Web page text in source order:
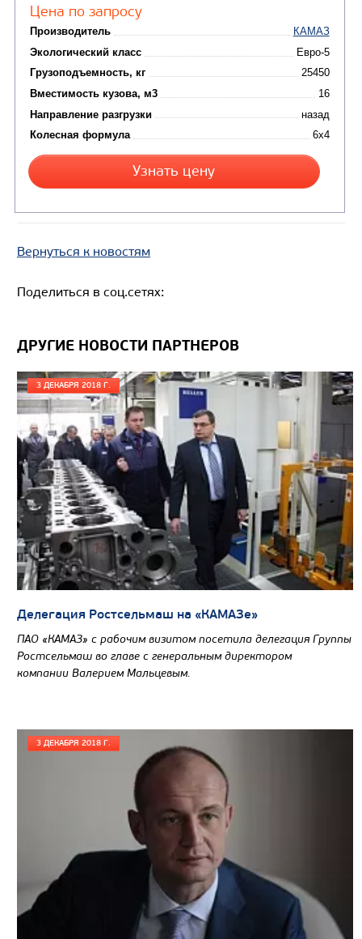
Грузоподъемность, кг
Вместимость кузова, м3
Направление разгрузки
Колесная формула
Узнать цену
Цена по запросу
Производитель
Экологический класс
Грузоподъемность, кг
Вместимость кузова, м3
Узнать цену
САМОСВАЛ КАМАЗ-6580
Вернуться к новостям
Поделиться в соц.сетях:
ДРУГИЕ НОВОСТИ ПАРТНЕРОВ
3 ДЕКАБРЯ 2018 Г.
Делегация Ростсельмаш на «КАМАЗе»
ПАО «КАМАЗ» с рабочим визитом посетила делегация Группы
Ростсельмаш во главе с генеральным директором
компании Валерием Мальцевым.
3 ДЕКАБРЯ 2018 Г.